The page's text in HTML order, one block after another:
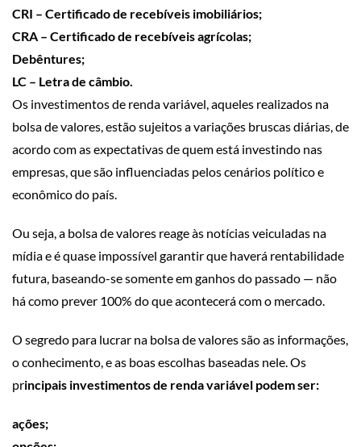
CRI – Certificado de recebíveis imobiliários;
CRA – Certificado de recebíveis agrícolas;
Debêntures;
LC – Letra de câmbio.
Os investimentos de renda variável, aqueles realizados na
bolsa de valores, estão sujeitos a variações bruscas diárias, de
acordo com as expectativas de quem está investindo nas
empresas, que são influenciadas pelos cenários político e
econômico do país.
Ou seja, a bolsa de valores reage às notícias veiculadas na
mídia e é quase impossível garantir que haverá rentabilidade
futura, baseando-se somente em ganhos do passado — não
há como prever 100% do que acontecerá com o mercado.
O segredo para lucrar na bolsa de valores são as informações,
o conhecimento, e as boas escolhas baseadas nele. Os
principais investimentos de renda variável podem ser:
ações;